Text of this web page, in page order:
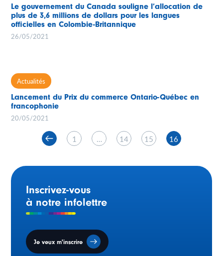
Le gouvernement du Canada souligne l’allocation de
plus de 3,6 millions de dollars pour les langues
officielles en Colombie-Britannique
26/05/2021
Actualités
Lancement du Prix du commerce Ontario-Québec en
francophonie
20/05/2021
1 … 14 15 16
Inscrivez-vous
à notre infolettre
Je veux m'inscrire